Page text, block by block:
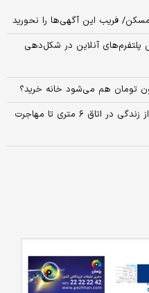
فریب این آگهی‌ها را نحورید
آنلاین در شکل‌دهی
تومان هم می‌شود خانه خرید؟
بحران مسکن در تهران نگران‌ کننده شد/ از زندگی در اتاق ۶ متری تا مهاجرت